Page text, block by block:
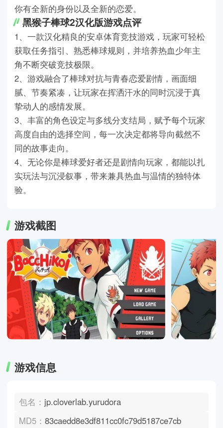
你有全新的身份以及全新的恋爱。
黑猴子棒球2汉化版游戏点评
1、一款汉化精良的安卓体育竞技游戏，玩家可轻松
获取任务指引、熟悉棒球规则，并培养热血少年主
角不断突破竞技极限。
2、游戏融合了棒球对抗与青春恋爱剧情，画面细
腻、节奏紧凑，让玩家在挥洒汗水的同时沉浸于真
挚动人的感情发展。
3、丰富的角色设定与多线分支结局，赋予每个玩家
高度自由的选择空间，每一次决定都将导向截然不
同的故事走向。
4、无论你是棒球爱好者还是剧情向玩家，都能以扎
实玩法与沉浸叙事，带来兼具热血与温情的独特体
验。
游戏截图
游戏信息
包名： jp.cloverlab.yurudora
MD5：83caedd8e3df811cc0fc79d5187ce7cb